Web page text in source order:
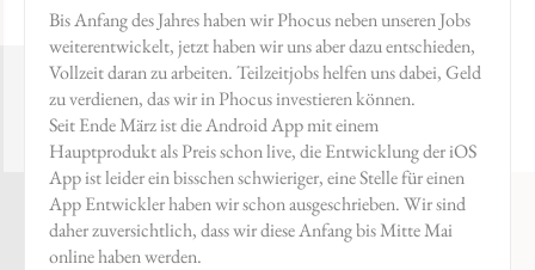
Bis Anfang des Jahres haben wir Phocus neben unseren Jobs
weiterentwickelt, jetzt haben wir uns aber dazu entschieden,
Vollzeit daran zu arbeiten. Teilzeitjobs helfen uns dabei, Geld
zu verdienen, das wir in Phocus investieren können.
Seit Ende März ist die Android App mit einem
Hauptprodukt als Preis schon live, die Entwicklung der iOS
App ist leider ein bisschen schwieriger, eine Stelle für einen
App Entwickler haben wir schon ausgeschrieben. Wir sind
daher zuversichtlich, dass wir diese Anfang bis Mitte Mai
online haben werden.